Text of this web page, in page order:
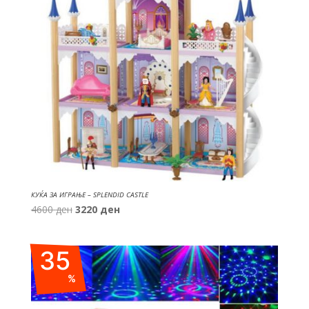
КУЌА ЗА ИГРАЊЕ – SPLENDID CASTLE
4600ден Original
4600 ден.
3220 денCurrent
3220 ден.
35
%